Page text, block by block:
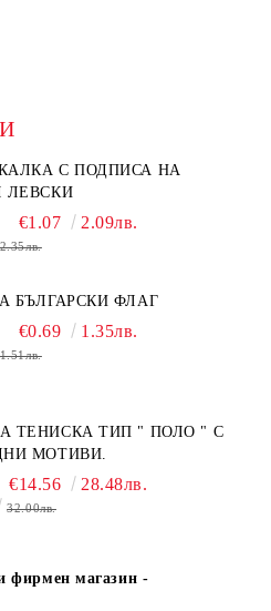
С ПОДПИСА НА
ЛЕВСКИ
€1.07 2.09лв.
2.35лв.
БЪЛГАРСКИ ФЛАГ
€0.69 1.35лв.
1.51лв.
ТЕНИСКА ТИП " ПОЛО " С
МОТИВИ.
€14.56 28.48лв.
32.00лв.
фирмен магазин -